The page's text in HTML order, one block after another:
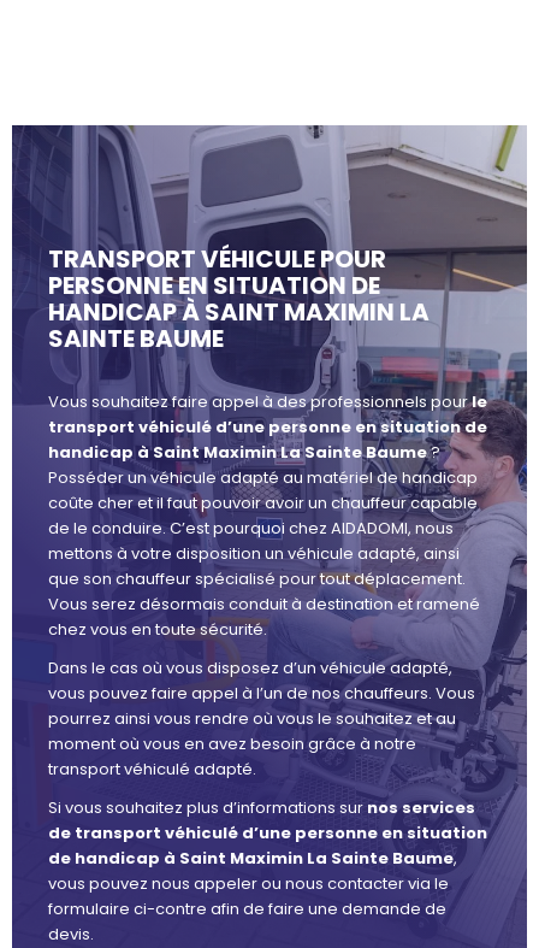
TRANSPORT VÉHICULE POUR
PERSONNE EN SITUATION DE
HANDICAP À SAINT MAXIMIN LA
SAINTE BAUME
Vous souhaitez faire appel à des professionnels pourle
transport véhiculé d’une personne en situation de
handicap à Saint Maximin La Sainte Baume?
Posséder un véhicule adapté au matériel de handicap
coûte cher et il faut pouvoir avoir un chauffeur capable
de le conduire. C’est pourquoi chez AIDADOMI, nous
mettons à votre disposition un véhicule adapté, ainsi
que son chauffeur spécialisé pour tout déplacement.
Vous serez désormais conduit à destination et ramené
chez vous en toute sécurité.
Dans le cas où vous disposez d’un véhicule adapté,
vous pouvez faire appel à l’un de nos chauffeurs. Vous
pourrez ainsi vous rendre où vous le souhaitez et au
moment où vous en avez besoin grâce à notre
transport véhiculé adapté.
Si vous souhaitez plus d’informations sur nos services
de transport véhiculé d’une personne en situation
de handicap à Saint Maximin La Sainte Baume,
vous pouvez nous appeler ou nous contacter via le
formulaire ci-contre afin de faire une demande de
devis.